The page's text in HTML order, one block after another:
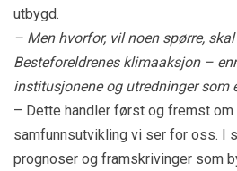
utbygd.
– Men hvorfor, vil noen spørre,
Besteforeldrenes klimaaksjon –
institusjonene og utredninger som
– Dette handler først og fremst om
samfunnsutvikling vi ser for oss. I
prognoser og framskrivinger som